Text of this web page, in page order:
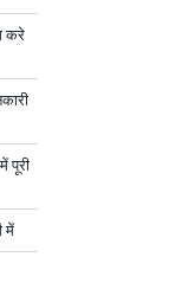
करे
पूरी
में